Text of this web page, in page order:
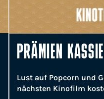
PRÄMIEN
Lust auf Popcorn und
nächsten Kinofilm